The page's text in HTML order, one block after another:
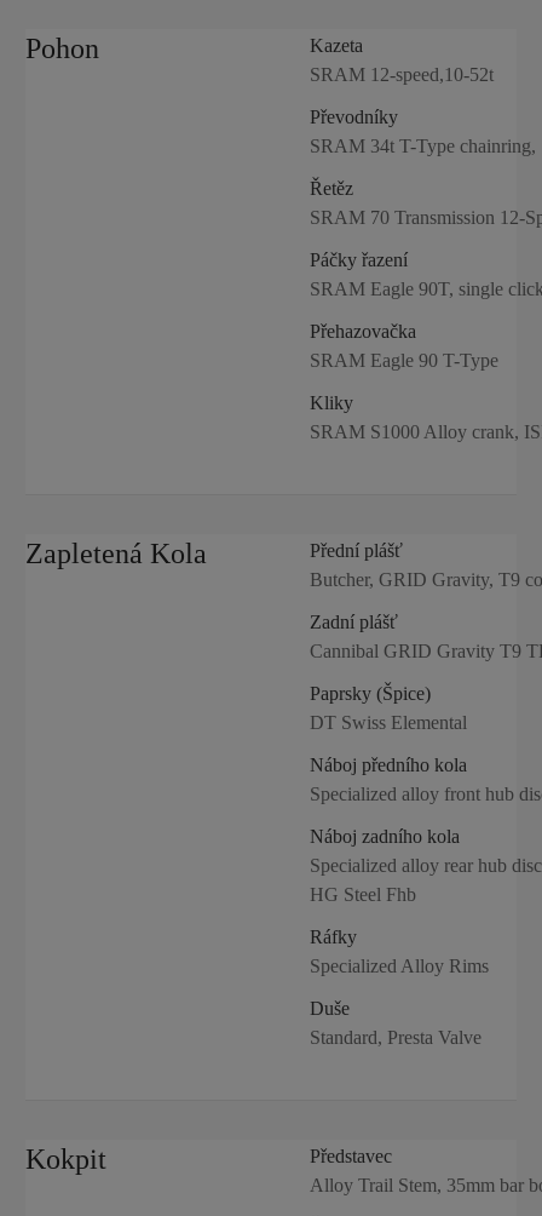
Pohon
Kazeta
SRAM 12-speed,10-52t
Převodníky
SRAM 34t T-Type chainring,
Řetěz
SRAM 70 Transmission 12-
Páčky řazení
SRAM Eagle 90T, single
Přehazovačka
SRAM Eagle 90 T-Type
Kliky
SRAM S1000 Alloy crank,
Zapletená Kola
Přední plášť
Butcher, GRID Gravity, T9
Zadní plášť
Cannibal GRID Gravity T9
Paprsky (Špice)
DT Swiss Elemental
Náboj předního kola
Specialized alloy front hub
Náboj zadního kola
Specialized alloy rear hub
HG Steel Fhb
Ráfky
Specialized Alloy Rims
Duše
Standard, Presta Valve
Kokpit
Představec
Alloy Trail Stem, 35mm bar